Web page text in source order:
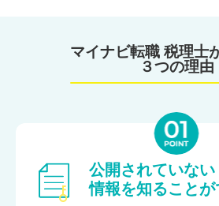
マイナビ転職 税理士
３つの理由
公開されていない
情報を知ることが